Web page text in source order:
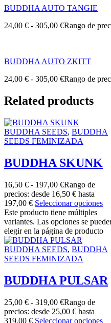
BUDDHA AUTO TANGIE
24,00 € - 305,00 €Rango de
BUDDHA AUTO ZKITT
24,00 € - 305,00 €Rango de
Related products
BUDDHA SEEDS, BUDDHA
SEEDS FEMINIZADA
BUDDHA SKUNK
16,50 € - 197,00 €Rango de
precios: desde 16,50 € hasta
197,00 € Seleccionar opciones
Este producto tiene múltiples
variantes. Las opciones se
elegir en la página de producto
BUDDHA SEEDS, BUDDHA
SEEDS FEMINIZADA
BUDDHA PULSAR
25,00 € - 319,00 €Rango de
precios: desde 25,00 € hasta
319,00 € Seleccionar opciones